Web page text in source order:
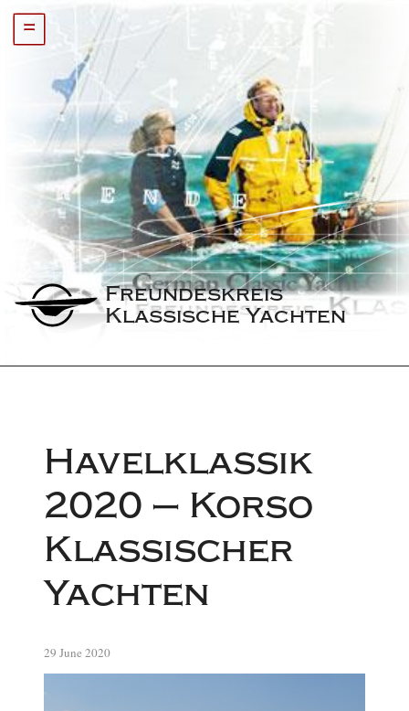
=
Freundeskreis
Klassische Yachten
Havelklassik
2020 – Korso
Klassischer
Yachten
29 June 2020